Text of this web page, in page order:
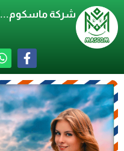
شركة ماسكوم...